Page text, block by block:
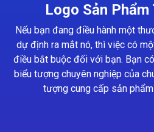
Logo Sản
Nếu bạn đang điều hành một
dự định ra mắt nó, thì việc có
điều bắt buộc đối với bạn. Bạn
biểu tượng chuyên nghiệp của
tượng cung cấp sản